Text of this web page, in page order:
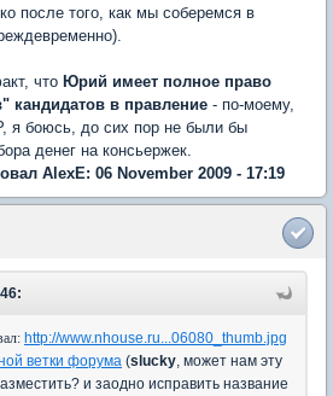
после того, как мы соберемся в
что Юрий имеет полное право
кандидатов в правление - по-моему,
я боюсь, до сих пор не были бы
денег на консьержек.
AlexE: 06 November 2009 - 17:19
http://www.nhouse.ru...06080_thumb.jpg
ветки форума (slucky , может нам эту
и заодно исправить название